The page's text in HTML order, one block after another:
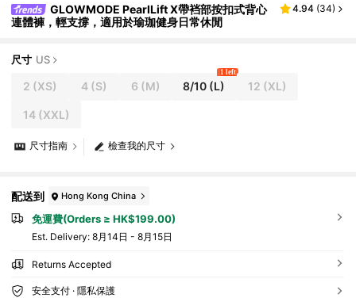
GLOWMODE PearlLift X帶裆部按扣式背心
連體褲，輕支撐，適用於瑜珈健身日常休閒
4.94 (34)
尺寸 US
2 (XS) 4(S) 6 (M) 8/10 (L)
1 left
12 (XL)
14(XXL)
檢查我的尺寸
尺寸指南
配送到 Hong Kong China
免運費(Orders ≥ HK$199.00)
​Est. Delivery: 8月14日 - 8月15日
Returns Accepted
安全支付 · 隱私保護